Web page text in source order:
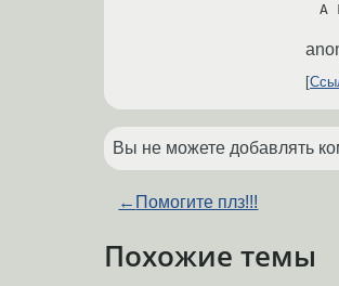
А
Вы не можете добавлять
← Помогите плз!!!
Похожие темы